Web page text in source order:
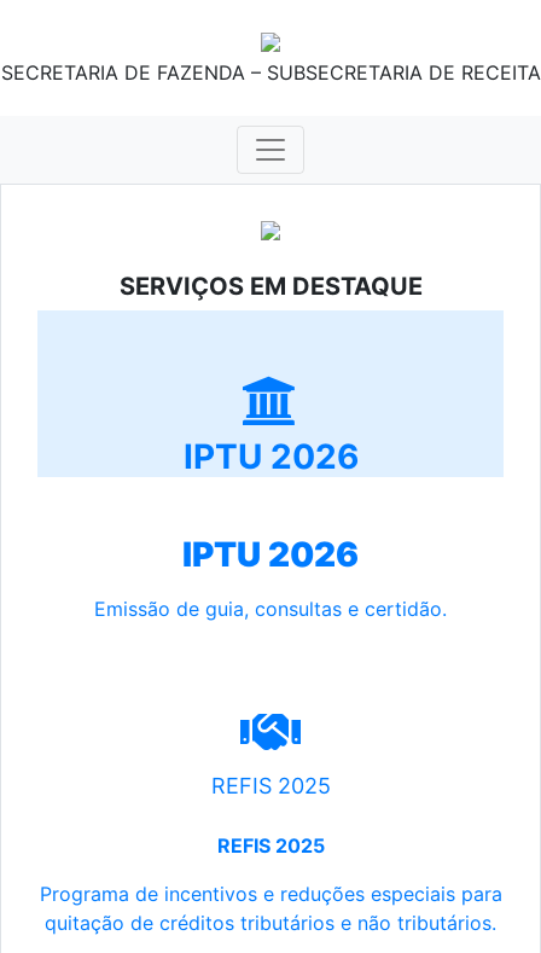
SECRETARIA DE FAZENDA – SUBSECRETARIA DE RECEITA
SERVIÇOS EM DESTAQUE
IPTU 2026
IPTU 2026
Emissão de guia, consultas e certidão.
REFIS 2025
REFIS 2025
Programa de incentivos e reduções especiais para
quitação de créditos tributários e não tributários.